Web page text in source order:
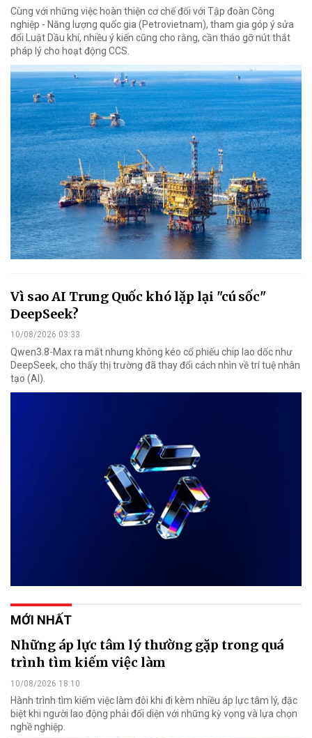
Cùng với những việc hoàn thiện cơ chế đối với Tập đoàn Công
nghiệp - Năng lượng quốc gia (Petrovietnam), tham gia góp ý sửa
đổi Luật Dầu khí, nhiều ý kiến cũng cho rằng, cần tháo gỡ nút thắt
pháp lý cho hoạt động CCS.
Vì sao AI Trung Quốc khó lặp lại "cú sốc"
DeepSeek?
10/08/2026 03:33
Qwen3.8-Max ra mắt nhưng không kéo cổ phiếu chip lao dốc như
DeepSeek, cho thấy thị trường đã thay đổi cách nhìn về trí tuệ nhân
tạo (AI).
MỚI NHẤT
Những áp lực tâm lý thường gặp trong quá
trình tìm kiếm việc làm
10/08/2026 18:10
Hành trình tìm kiếm việc làm đôi khi đi kèm nhiều áp lực tâm lý, đặc
biệt khi người lao động phải đối diện với những kỳ vọng và lựa chọn
nghề nghiệp.